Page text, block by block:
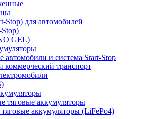
Stop) для автомобилей
Stop)
GEL)
автомобили и система Start-Stop
коммерческий транспорт
тяговые аккумуляторы
аккумуляторы (LiFePo4)